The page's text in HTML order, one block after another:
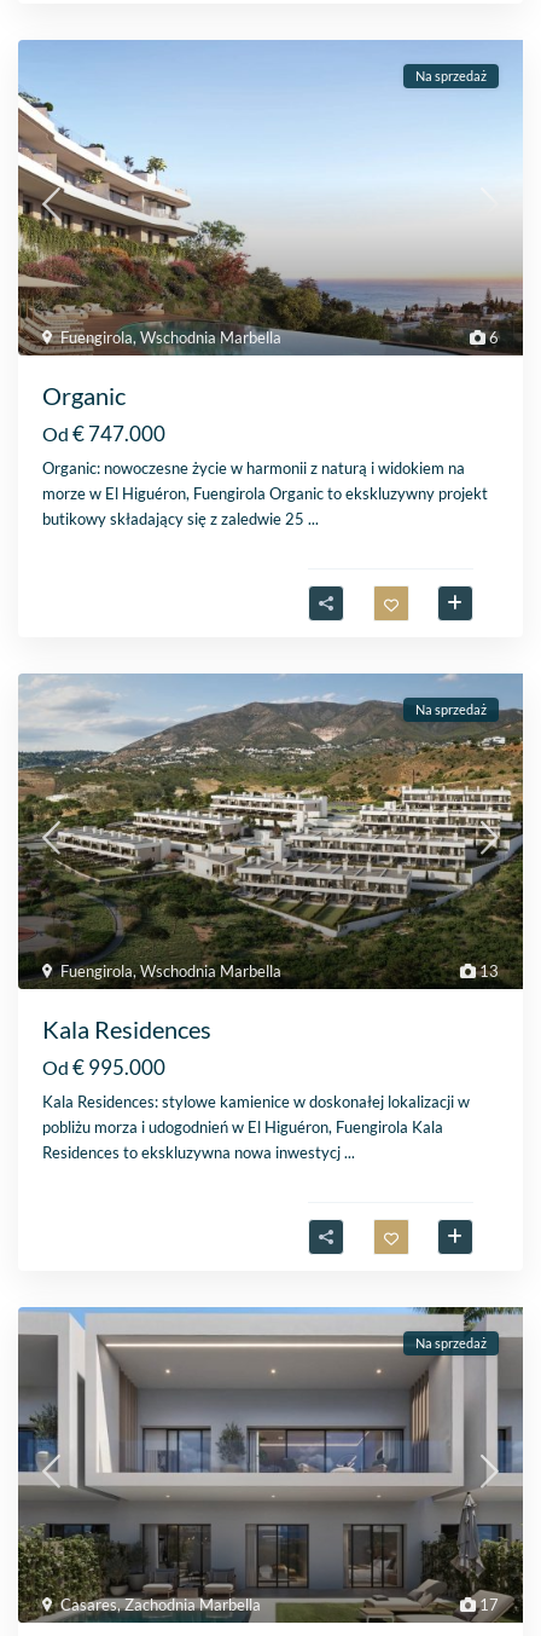
6
Fuengirola,Wschodnia Marbella
Na sprzedaż
Organic
Od € 747.000
Organic: nowoczesne życie w harmonii z naturą i widokiem na
morze w El Higuéron, Fuengirola Organic to ekskluzywny projekt
butikowy składający się z zaledwie 25...
13
Fuengirola,Wschodnia Marbella
Na sprzedaż
Kala Residences
Od € 995.000
Kala Residences: stylowe kamienice w doskonałej lokalizacji w
pobliżu morza i udogodnień w El Higuéron, Fuengirola Kala
Residences to ekskluzywna nowa inwestycj...
17
Casares,Zachodnia Marbella
Na sprzedaż